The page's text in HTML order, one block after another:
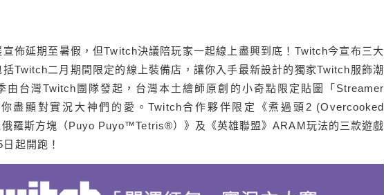
宣佈延期至暑假，但Twitch決議陪玩家一起線上盡興到底！Twitch今宣布三大
Twitch二月期間限定的線上裝備店，讓你入手最新設計的獨家Twitch服飾潮
由台灣Twitch團隊發起，台灣本土繪師原創的小奇點限定貼圖「Streamer
盡顯對實況大神們的愛。Twitch合作夥伴限定《煮過頭2 (Overcooked
俄羅斯方塊（Puyo Puyo™Tetris®）》及《英雄聯盟》ARAM玩法的三款遊戲
起開跑！